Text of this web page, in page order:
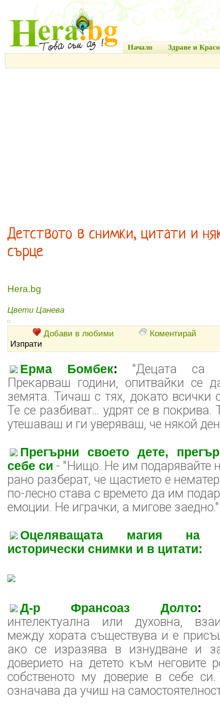
Начало Здраве и
Детството в снимки, цитати и
сърце
Hera.bg
Цвети Цанева
Добави в любими
Коментирай
Изпрати
Ерма Бомбек: "Децата са
Прекарваш години, опитвайки се
земята. Тичаш с тях, докато всички
Те се разбиват... удрят се в
утешаваш и ги уверяваш, че някой
Прегърни своето дете,
себе си - "Нищо. Не им подарявайте
рано разберат, че щастието е
по-лесно става с времето да им
емоции. Не играчки, а мигове заедно."
Оцеляващата магия на
исторически снимки и в цитати:
Д-р Франсоаз Долто:
интелектуална или духовна,
между хората съществува и е
ако се изразява в изнудване и
доверието на детето към неговите
собственото му доверие в себе
означава да учиш на